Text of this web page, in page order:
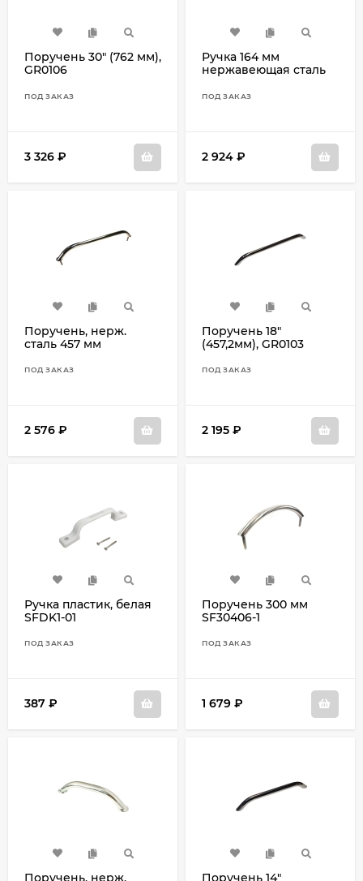
Поручень 30" (762 мм),
GR0106
ПОД ЗАКАЗ
3 326 ₽
Ручка 164 мм
нержавеющая сталь
ПОД ЗАКАЗ
2 924 ₽
Поручень, нерж.
сталь 457 мм
ПОД ЗАКАЗ
2 576 ₽
Поручень 18"
(457,2мм), GR0103
ПОД ЗАКАЗ
2 195 ₽
Ручка пластик, белая
SFDK1-01
ПОД ЗАКАЗ
387 ₽
Поручень 300 мм
SF30406-1
ПОД ЗАКАЗ
1 679 ₽
Поручень, нерж.
Поручень 14"